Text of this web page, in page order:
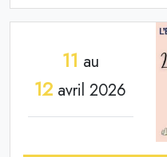
11 au
12 avril 2026